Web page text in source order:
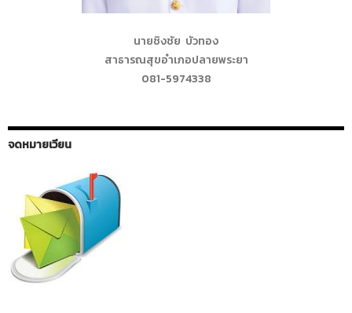
นายชิงชัย บัวทอง
สาธารณสุขอำเภอปลายพระยา
081-5974338
จดหมายเวียน